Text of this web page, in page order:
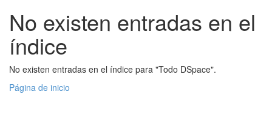
No existen entradas en el
índice
No existen entradas en el índice para "Todo DSpace".
Página de inicio